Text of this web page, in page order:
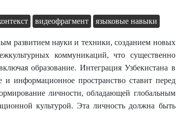
видеофрагмент языковые навыки
развитием науки и техники, созданием новых
коммуникаций, что существенно
образование. Интеграция Узбекистана в
и информационное пространство ставит перед
личности, обладающей глобальным
культурой. Эта личность должна быть